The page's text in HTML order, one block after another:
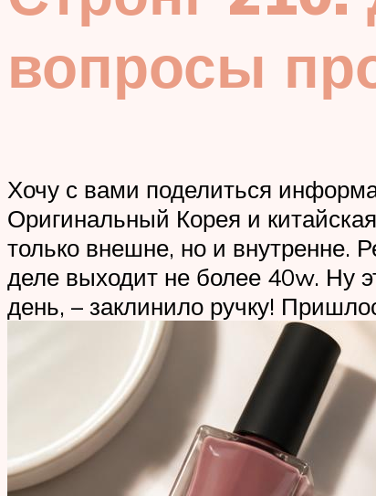
вопросы
Хочу с вами поделиться
Оригинальный Корея и
только внешне, но и внутренне.
деле выходит не более 40w. Ну
день, – заклинило ручку!